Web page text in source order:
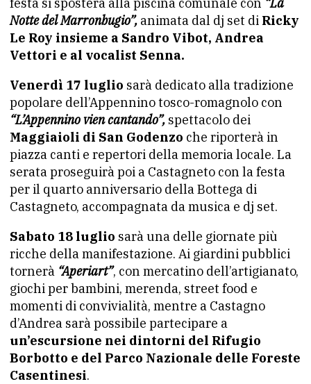
Notte del Marronbugio”, animata dal dj set di Ricky
Le Roy insieme a Sandro Vibot, Andrea
Vettori e al vocalist Senna.
Venerdì 17 luglio sarà dedicato alla tradizione
popolare dell’Appennino tosco-romagnolo con
“L’Appennino vien cantando”, spettacolo dei
Maggiaioli di San Godenzo che riporterà in
piazza canti e repertori della memoria locale. La
serata proseguirà poi a Castagneto con la festa
per il quarto anniversario della Bottega di
Castagneto, accompagnata da musica e dj set.
Sabato 18 luglio sarà una delle giornate più
ricche della manifestazione. Ai giardini pubblici
tornerà “Aperiart”, con mercatino dell’artigianato,
giochi per bambini, merenda, street food e
momenti di convivialità, mentre a Castagno
d’Andrea sarà possibile partecipare a
un’escursione nei dintorni del Rifugio
Borbotto e del Parco Nazionale delle Foreste
Casentinesi.